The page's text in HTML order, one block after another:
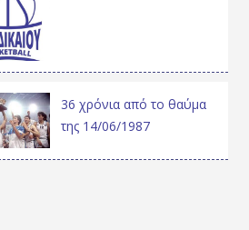
36 χρόνια από το θαύμα
της 14/06/1987